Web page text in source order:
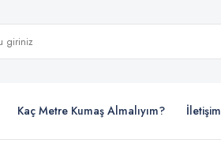
Kaç Metre Kumaş Almalıyım? İletişim